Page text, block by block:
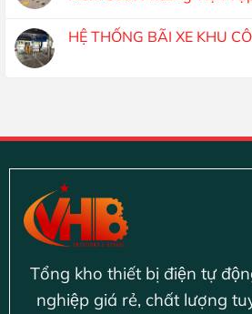
HỆ THỐNG BÃI XE KHU
Tổng kho thiết bị điện tự
nghiệp giá rẻ, chất lượng